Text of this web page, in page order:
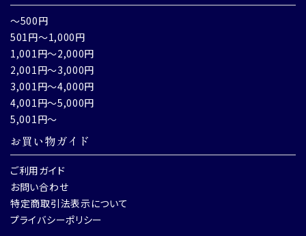
～500円
501円～1,000円
1,001円～2,000円
2,001円～3,000円
3,001円～4,000円
4,001円～5,000円
5,001円～
お買い物ガイド
ご利用ガイド
お問い合わせ
特定商取引法表示について
プライバシーポリシー